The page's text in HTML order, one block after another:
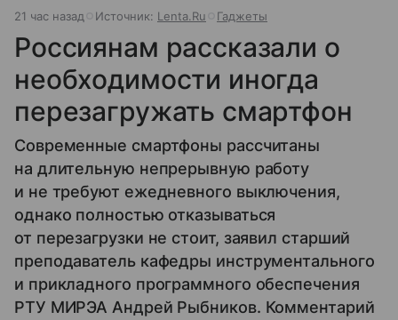
21 час назад Источник: Lenta.Ru Гаджеты
Россиянам рассказали о
необходимости иногда
перезагружать смартфон
Современные смартфоны рассчитаны
на длительную непрерывную работу
и не требуют ежедневного выключения,
однако полностью отказываться
от перезагрузки не стоит, заявил старший
преподаватель кафедры инструментального
и прикладного программного обеспечения
РТУ МИРЭА Андрей Рыбников. Комментарий